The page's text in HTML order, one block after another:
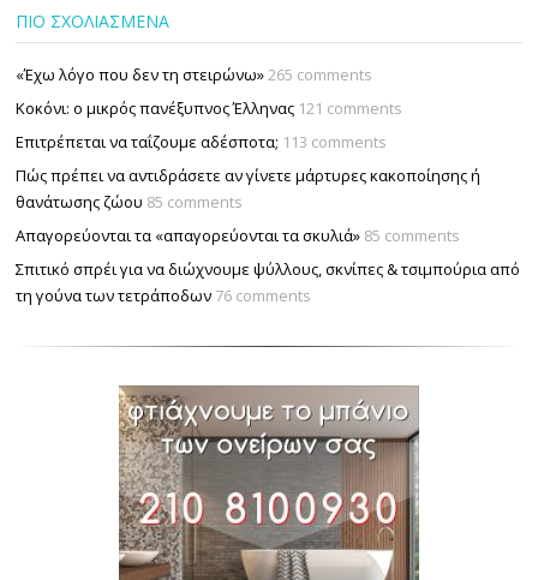
ΠΙΟ ΣΧΟΛΙΑΣΜΕΝΑ
«Έχω λόγο που δεν τη στειρώνω»265 comments
Κοκόνι: ο μικρός πανέξυπνος Έλληνας 121 comments
Επιτρέπεται να ταΐζουµε αδέσποτα; 113 comments
Πώς πρέπει να αντιδράσετε αν γίνετε μάρτυρες κακοποίησης ή
θανάτωσης ζώου 85 comments
Απαγορεύονται τα «απαγορεύονται τα σκυλιά» 85 comments
Σπιτικό σπρέι για να διώχνουμε ψύλλους, σκνίπες & τσιμπούρια από
τη γούνα των τετράποδων 76 comments